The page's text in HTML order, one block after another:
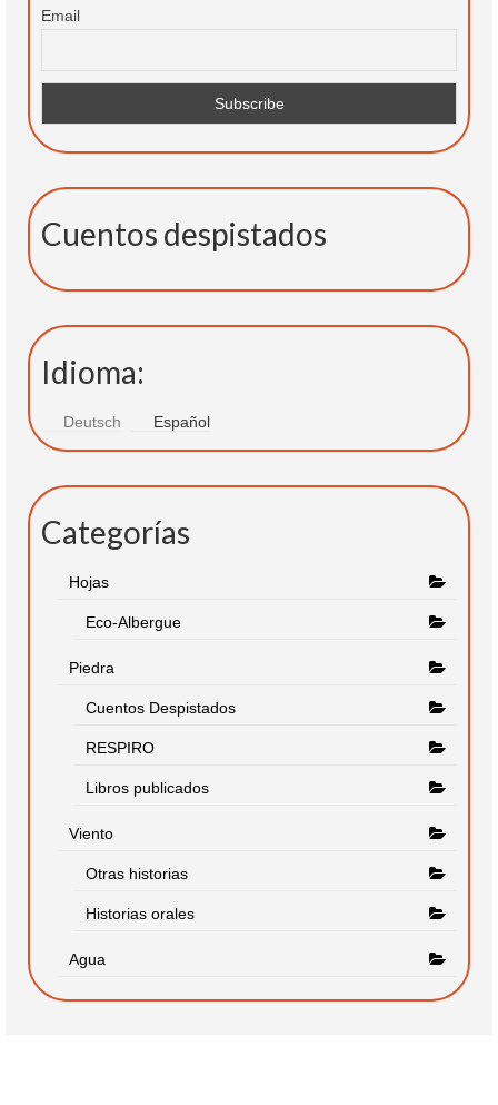
Email
Cuentos despistados
Idioma:
Deutsch Español
Categorías
Hojas
Eco-Albergue
Piedra
Cuentos Despistados
RESPIRO
Libros publicados
Viento
Otras historias
Historias orales
Agua